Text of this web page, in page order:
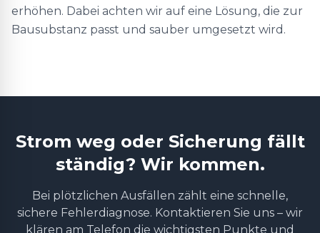
erhöhen. Dabei achten wir auf eine Lösung, die zur
Bausubstanz passt und sauber umgesetzt wird.
Strom weg oder Sicherung fällt
ständig? Wir kommen.
Bei plötzlichen Ausfällen zählt eine schnelle,
sichere Fehlerdiagnose. Kontaktieren Sie uns – wir
klären am Telefon die wichtigsten Punkte und